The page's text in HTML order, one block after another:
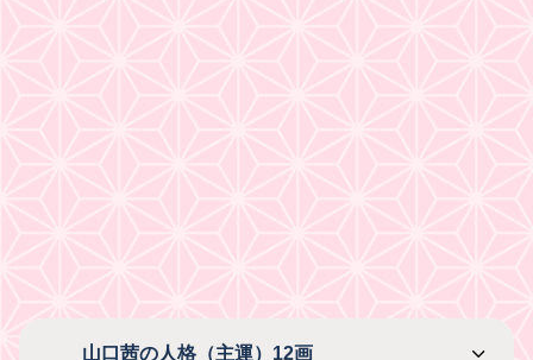
山口茜の人格（主運）12画